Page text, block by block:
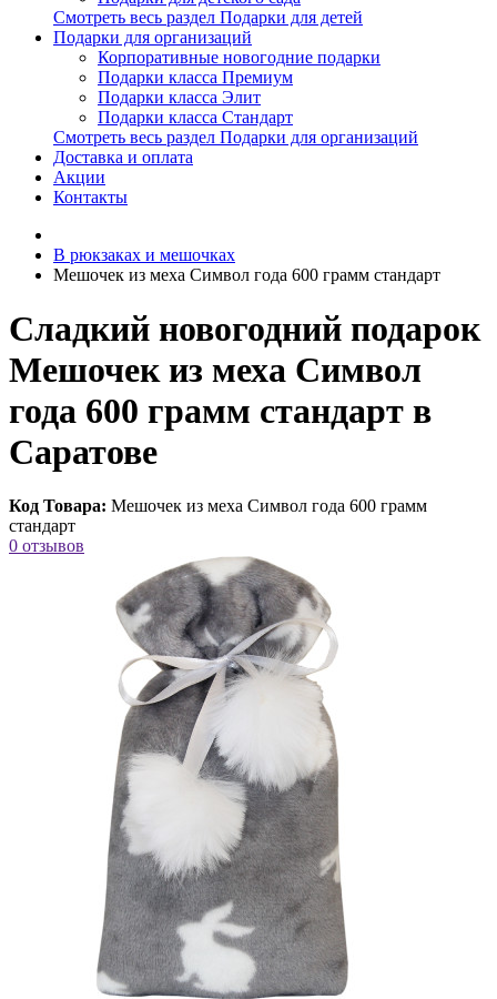
Смотреть весь раздел Подарки для детей
Подарки для организаций
Корпоративные новогодние подарки
Подарки класса Премиум
Подарки класса Элит
Подарки класса Стандарт
Смотреть весь раздел Подарки для организаций
Доставка и оплата
Акции
Контакты
В рюкзаках и мешочках
Мешочек из меха Символ года 600 грамм стандарт
Сладкий новогодний подарок
Мешочек из меха Символ
года 600 грамм стандарт в
Саратове
Код Товара: Мешочек из меха Символ года 600 грамм
стандарт
0 отзывов